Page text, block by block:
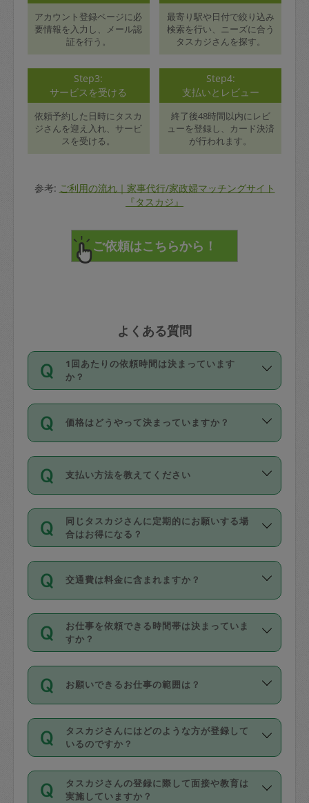
アカウント登録ページに必
要情報を入力し、メール認
証を行う。
最寄り駅や日付で絞り込み
検索を行い、ニーズに合う
タスカジさんを探す。
Step3:
サービスを受ける
依頼予約した日時にタスカ
ジさんを迎え入れ、サービ
スを受ける。
Step4:
支払いとレビュー
終了後48時間以内にレビ
ューを登録し、カード決済
が行われます。
参考: ご利用の流れ｜家事代行/家政婦マッチングサイト
『タスカジ』
よくある質問
1回あたりの依頼時間は決まっています
か？
依頼1回につき3時間固定です。3時間を
超えて依頼したい場合は、延長機能をご
利用ください。機能をご利用いただくに
の上事前申請することが必要です。な
お、3時間を下回っても、値引き等はござ
いません。
価格はどうやって決まっていますか？
11種類の価格帯の中からタスカジさん自
身が価格を選んで設定しています。
タスカジさんの価格設定には最初は制限
があり、レビュー件数、レビューの平均
値、などで除々に設定可能な最高額が上
がっていく仕組みになっています。
支払い方法を教えてください
お支払方法はクレジットカード（Visa／
Master／JCB／AMERICAN EXPRESS／
Diners Club）のみとなります。
を行う際にご入力ください。プロフィー
ル登録時にはご入力いただかなくても大
丈夫です。
デビットカード・プリペイドカード（Vプ
リカ、au WALLETなど）は支払にはご利
銀行振込や現金払いも対応していませ
なお、タスカジさんの交通費も、依頼料
金のご請求と合わせてお支払いとなりま
動計算で表示されます。
同じタスカジさんに定期的にお願いする場
合はお得になる？
依頼には「スポット」と「定期（毎週｜
隔週）」があり、「定期」の依頼は「ス
ポット」よりお得な料金でご利用できま
す。
定期の最低利用回数は設けていない代わ
りに、一定数を超えたキャンセルは有償
（例：毎週定期の場合は３回以上のキャ
ンセルが有償（1200円、隔週定期の場合
は２回以上のキャンセルが有償（1200
交通費は料金に含まれますか？
交通費は依頼料金とは別途発生し、依頼
料金のご請求と合わせてお支払いとなり
ます。交通費の金額は「依頼の詳細」に
お仕事を依頼できる時間帯は決まっていま
すか？
時間帯は3種類あります。いずれも１回あ
たり３時間です。
・ＡＭ ９時～１２時
・ＰＭ １３時～１６時
・夜 １８時～２１時
開始時間を２時間前後変更することが可
お願いできるお仕事の範囲は？
掃除、整理収納、洗濯、買い物、料理、
作り置きです。タスカジさんによってで
きる仕事の範囲が異なりますので、依頼
する前にタスカジさんのプロフィールで
確認してください。
タスカジさんにはどのような方が登録して
いるのですか？
主婦として長年の家事経験をお持ちの
方、栄養士・調理師といった資格者で保
タスカジさんの登録に際して面接や教育は
実施していますか？